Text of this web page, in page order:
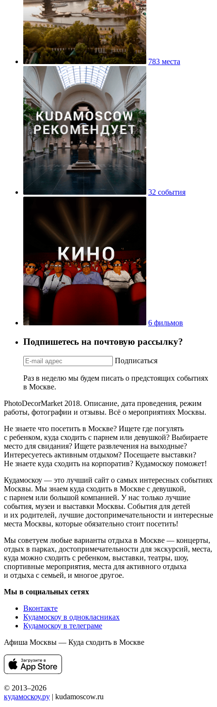
783 места
32 события
6 фильмов
Подпишетесь на почтовую рассылку?
Подписаться
Раз в неделю мы будем писать о предстоящих событиях
в Москве.
PhotoDecorMarket 2018. Описание, дата проведения, режим
работы, фотографии и отзывы. Всё о мероприятиях Москвы.
Не знаете что посетить в Москве? Ищете где погулять
с ребенком, куда сходить с парнем или девушкой? Выбираете
место для свидания? Ищете развлечения на выходные?
Интересуетесь активным отдыхом? Посещаете выставки?
Не знаете куда сходить на корпоратив? Кудамоскоу поможет!
Кудамоскоу — это лучший сайт о самых интересных событиях
Москвы. Мы знаем куда сходить в Москве с девушкой,
с парнем или большой компанией. У нас только лучшие
события, музеи и выставки Москвы. События для детей
и их родителей, лучшие достопримечательности и интересные
места Москвы, которые обязательно стоит посетить!
Мы советуем любые варианты отдыха в Москве — концерты,
отдых в парках, достопримечательности для экскурсий, места,
куда можно сходить с ребенком, выставки, театры, шоу,
спортивные мероприятия, места для активного отдыха
и отдыха с семьей, и многое другое.
Мы в социальных сетях
Вконтакте
Кудамоскоу в однокласниках
Кудамоскоу в телеграме
Афиша Москвы — Куда сходить в Москве
© 2013–2026
кудамоскоу.ру | kudamoscow.ru